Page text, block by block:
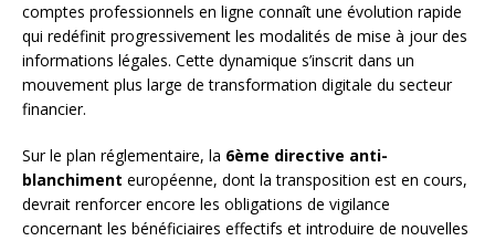
comptes professionnels en ligne connaît une évolution rapide
qui redéfinit progressivement les modalités de mise à jour des
informations légales. Cette dynamique s’inscrit dans un
mouvement plus large de transformation digitale du secteur
financier.
Sur le plan réglementaire, la 6ème directive anti-
blanchiment européenne, dont la transposition est en cours,
devrait renforcer encore les obligations de vigilance
concernant les bénéficiaires effectifs et introduire de nouvelles